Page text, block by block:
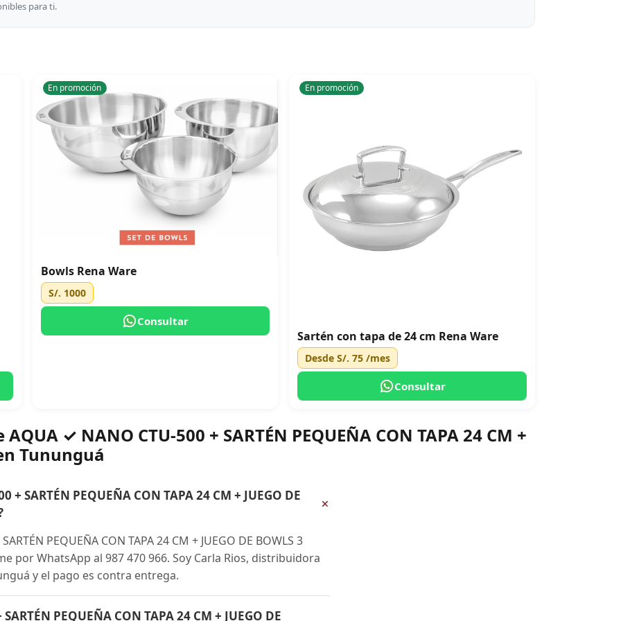
para ti.
En promoción
Bowls Rena Ware
S/. 1000
Consultar
En promoción
Sartén con tapa de 24 cm Rena Ware
DesdeS/. 75 /mes
Consultar
✓ NANO CTU-500 + SARTÉN PEQUEÑA CON TAPA 24 CM +
en Tununguá
SARTÉN PEQUEÑA CON TAPA 24 CM + JUEGO DE
+
PEQUEÑA CON TAPA 24 CM + JUEGO DE BOWLS 3
por WhatsApp al 987 470 966. Soy Carla Rios, distribuidora
y el pago es contra entrega.
PEQUEÑA CON TAPA 24 CM + JUEGO DE